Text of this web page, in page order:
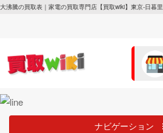
大沸騰の買取表｜家電の買取専門店【買取wiki】東京-日暮里
ナビゲーション